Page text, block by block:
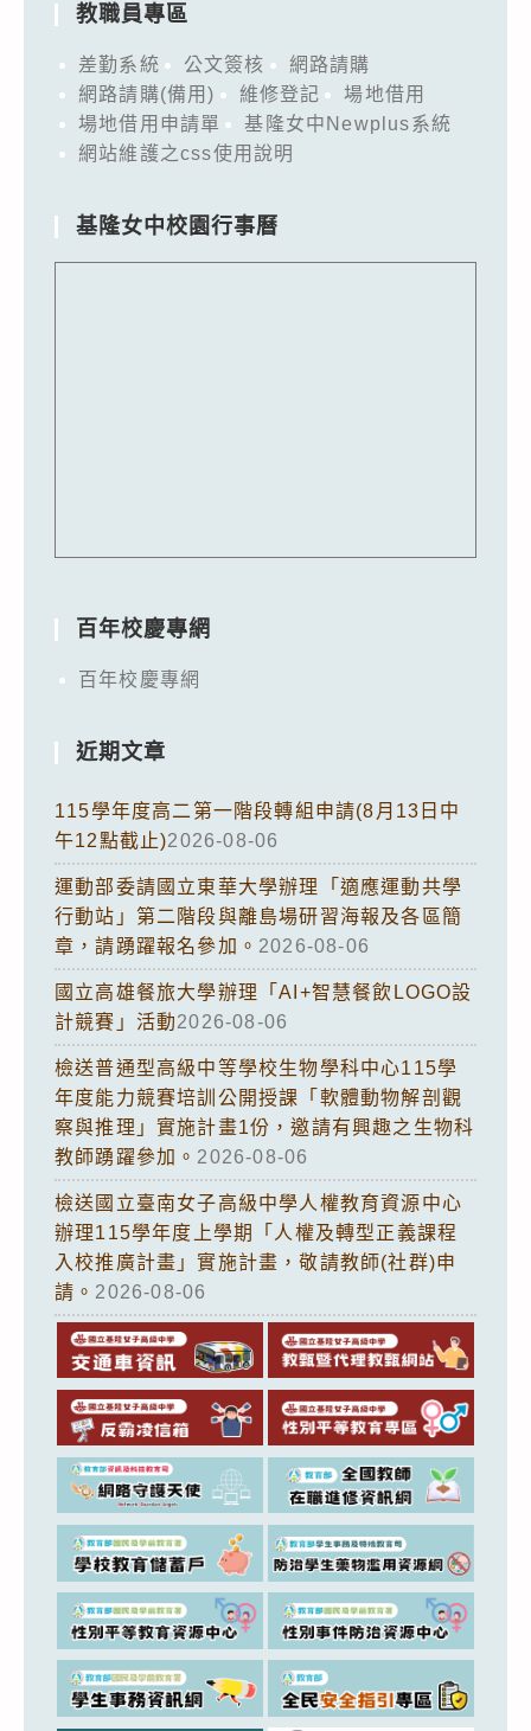
教職員專區
差勤系統 公文簽核
網路請購
網路請購(備用)
維修登記
場地借用
場地借用申請單
基隆女中Newplus系統
網站維護之css使用說明
基隆女中校園行事曆
百年校慶專網
百年校慶專網
近期文章
115學年度高二第一階段轉組申請(8月13日中
午12點截止)2026-08-06
運動部委請國立東華大學辦理「適應運動共學
行動站」第二階段與離島場研習海報及各區簡
章，請踴躍報名參加。 2026-08-06
國立高雄餐旅大學辦理「AI+智慧餐飲LOGO設
計競賽」活動2026-08-06
檢送普通型高級中等學校生物學科中心115學
年度能力競賽培訓公開授課「軟體動物解剖觀
察與推理」實施計畫1份，邀請有興趣之生物科
教師踴躍參加。 2026-08-06
檢送國立臺南女子高級中學人權教育資源中心
辦理115學年度上學期「人權及轉型正義課程
入校推廣計畫」實施計畫，敬請教師(社群)申
請。 2026-08-06